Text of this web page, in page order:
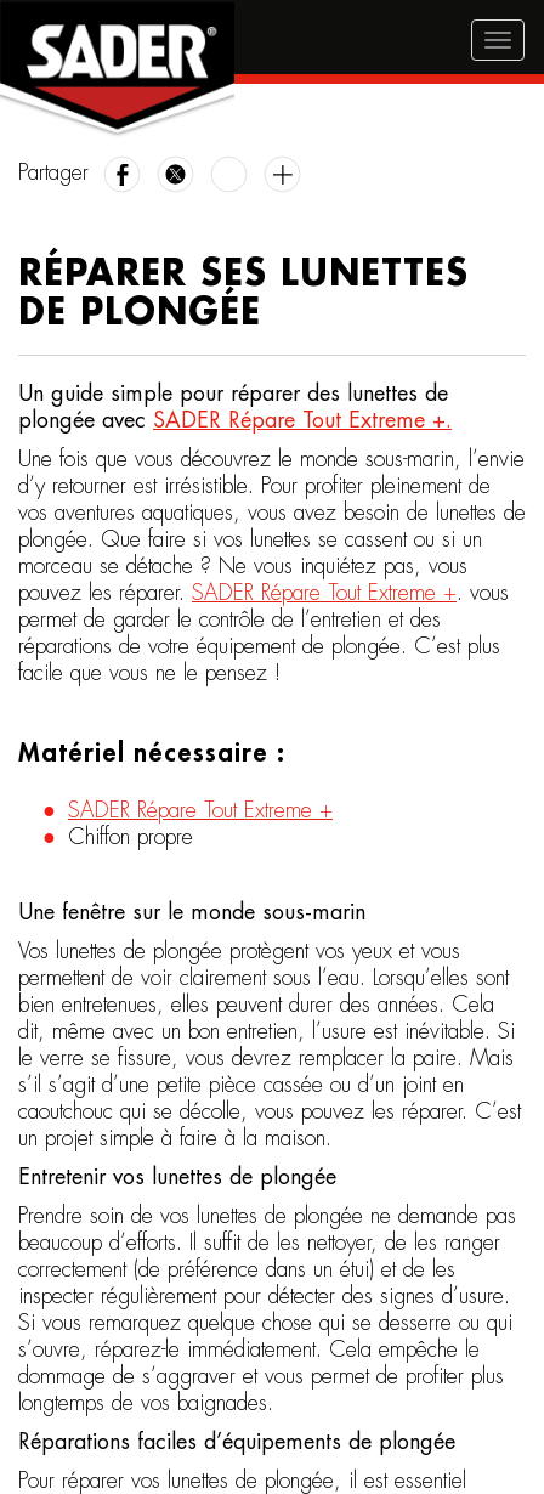
main
content
Partager
RÉPARER SES LUNETTES
DE PLONGÉE
Un guide simple pour réparer des lunettes de
plongée avec SADER Répare Tout Extreme +.
Une fois que vous découvrez le monde sous-marin, l’envie
d’y retourner est irrésistible. Pour profiter pleinement de
vos aventures aquatiques, vous avez besoin de lunettes de
plongée. Que faire si vos lunettes se cassent ou si un
morceau se détache ? Ne vous inquiétez pas, vous
pouvez les réparer. SADER Répare Tout Extreme +. vous
permet de garder le contrôle de l’entretien et des
réparations de votre équipement de plongée. C’est plus
facile que vous ne le pensez !
Matériel nécessaire :
SADER Répare Tout Extreme +
Chiffon propre
Une fenêtre sur le monde sous-marin
Vos lunettes de plongée protègent vos yeux et vous
permettent de voir clairement sous l’eau. Lorsqu’elles sont
bien entretenues, elles peuvent durer des années. Cela
dit, même avec un bon entretien, l’usure est inévitable. Si
le verre se fissure, vous devrez remplacer la paire. Mais
s’il s’agit d’une petite pièce cassée ou d’un joint en
caoutchouc qui se décolle, vous pouvez les réparer. C’est
un projet simple à faire à la maison.
Entretenir vos lunettes de plongée
Prendre soin de vos lunettes de plongée ne demande pas
beaucoup d’efforts. Il suffit de les nettoyer, de les ranger
correctement (de préférence dans un étui) et de les
inspecter régulièrement pour détecter des signes d’usure.
Si vous remarquez quelque chose qui se desserre ou qui
s’ouvre, réparez-le immédiatement. Cela empêche le
dommage de s’aggraver et vous permet de profiter plus
longtemps de vos baignades.
Réparations faciles d’équipements de plongée
Pour réparer vos lunettes de plongée, il est essentiel